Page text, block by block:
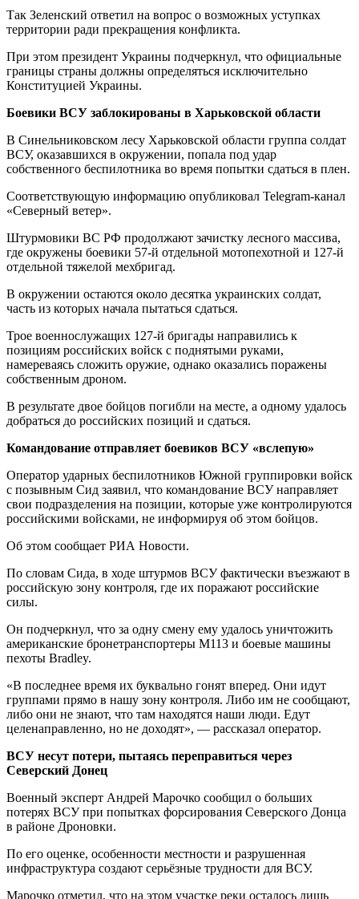
Так Зеленский ответил на вопрос о возможных уступках
территории ради прекращения конфликта.
При этом президент Украины подчеркнул, что официальные
границы страны должны определяться исключительно
Конституцией Украины.
Боевики ВСУ заблокированы в Харьковской области
В Синельниковском лесу Харьковской области группа солдат
ВСУ, оказавшихся в окружении, попала под удар
собственного беспилотника во время попытки сдаться в плен.
Соответствующую информацию опубликовал Telegram-канал
«Северный ветер».
Штурмовики ВС РФ продолжают зачистку лесного массива,
где окружены боевики 57-й отдельной мотопехотной и 127-й
отдельной тяжелой мехбригад.
В окружении остаются около десятка украинских солдат,
часть из которых начала пытаться сдаться.
Трое военнослужащих 127-й бригады направились к
позициям российских войск с поднятыми руками,
намереваясь сложить оружие, однако оказались поражены
собственным дроном.
В результате двое бойцов погибли на месте, а одному удалось
добраться до российских позиций и сдаться.
Командование отправляет боевиков ВСУ «вслепую»
Оператор ударных беспилотников Южной группировки войск
с позывным Сид заявил, что командование ВСУ направляет
свои подразделения на позиции, которые уже контролируются
российскими войсками, не информируя об этом бойцов.
Об этом сообщает РИА Новости.
По словам Сида, в ходе штурмов ВСУ фактически въезжают в
российскую зону контроля, где их поражают российские
силы.
Он подчеркнул, что за одну смену ему удалось уничтожить
американские бронетранспортеры M113 и боевые машины
пехоты Bradley.
«В последнее время их буквально гонят вперед. Они идут
группами прямо в нашу зону контроля. Либо им не сообщают,
либо они не знают, что там находятся наши люди. Едут
целенаправленно, но не доходят», — рассказал оператор.
ВСУ несут потери, пытаясь переправиться через
Северский Донец
Военный эксперт Андрей Марочко сообщил о больших
потерях ВСУ при попытках форсирования Северского Донца
в районе Дроновки.
По его оценке, особенности местности и разрушенная
инфраструктура создают серьёзные трудности для ВСУ.
Марочко отметил, что на этом участке реки осталось лишь